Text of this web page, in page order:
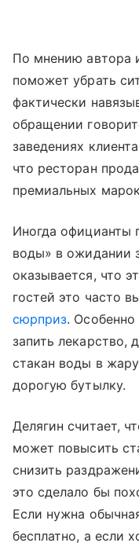
По мнению автора
поможет убрать
фактически
обращении
заведениях
что ресторан
премиальных
Иногда официанты
воды» в ожидании
оказывается, что
гостей это часто
сюрприз. Особенно
запить лекарство,
стакан воды в
дорогую бутылку.
Делягин считает,
может повысить
снизить
это сделало бы
Если нужна
бесплатно, а если